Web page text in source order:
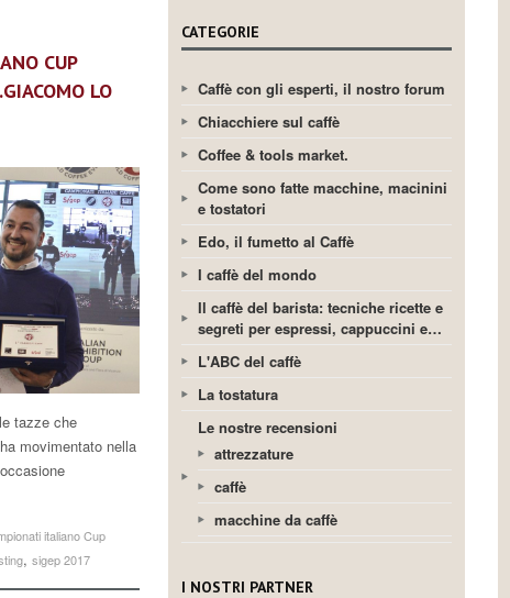
CUP
LO
tazze che
movimentato nella
italiano Cup
, sigep 2017
CATEGORIE
Caffè con gli esperti, il nostro forum
Chiacchiere sul caffè
Coffee & tools market.
Come sono fatte macchine, macinini
e tostatori
Edo, il fumetto al Caffè
I caffè del mondo
Il caffè del barista: tecniche ricette e
segreti per espressi, cappuccini e…
L'ABC del caffè
La tostatura
Le nostre recensioni
attrezzature
caffè
macchine da caffè
I NOSTRI PARTNER